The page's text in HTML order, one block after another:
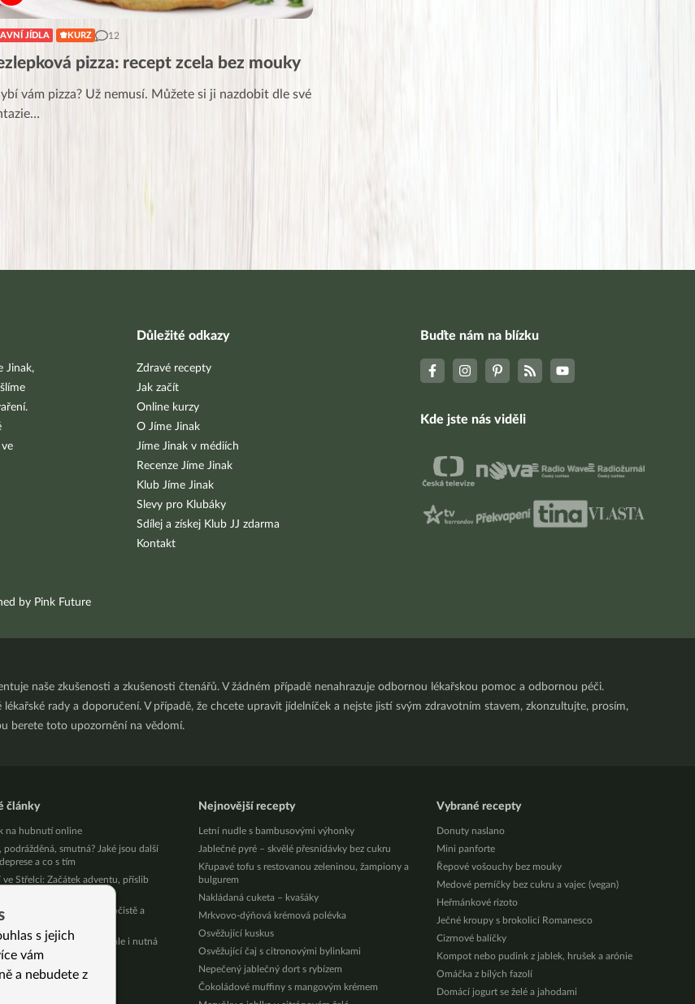
JÍDLA KURZ 12
pizza: recept zcela bez mouky
vám pizza? Už nemusí. Můžete si ji nazdobit dle své
Jinak,
Důležité odkazy
Zdravé recepty
Jak začít
Online kurzy
O Jíme Jinak
Jíme Jinak v médiích
Recenze Jíme Jinak
Klub Jíme Jinak
Slevy pro Klubáky
Sdílej a získej Klub JJ zdarma
Kontakt
Buďte nám na blízku
Kde jste nás viděli
by Pink Future
naše zkušenosti a zkušenosti čtenářů. V žádném případě nenahrazuje odbornou lékařskou pomoc a odbornou péči.
rady a doporučení. V případě, že chcete upravit jídelníček a nejste jistí svým zdravotním stavem, zkonzultujte, prosím,
berete toto upozornění na vědomí.
články
na hubnutí online
podrážděná, smutná? Jaké jsou další
a co s tím
Střelci: Začátek adventu, příslib
(55 let) v každé Jarní očistě a
– ekologický strašák ale i nutná
své zdraví v květnu
Nejnovější recepty
Letní nudle s bambusovými výhonky
Jablečné pyré – skvělé přesnídávky bez cukru
Křupavé tofu s restovanou zeleninou, žampiony a
bulgurem
Nakládaná cuketa – kvašáky
Mrkvovo-dýňová krémová polévka
Osvěžující kuskus
Osvěžující čaj s citronovými bylinkami
Nepečený jablečný dort s rybízem
Čokoládové muffiny s mangovým krémem
Vybrané recepty
Donuty naslano
Mini panforte
Řepové vošouchy bez mouky
Medové perníčky bez cukru a vajec (vegan)
Heřmánkové rizoto
Ječné kroupy s brokolicí Romanesco
Cizrnové balíčky
Kompot nebo pudink z jablek, hrušek a arónie
Omáčka z bílých fazolí
Domácí jogurt se želé a jahodami
s jejich
vám
a nebudete z